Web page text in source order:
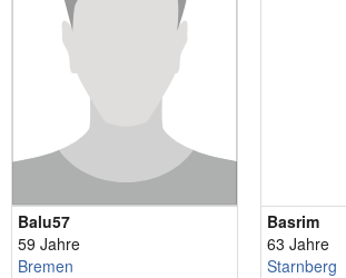
Balu57
59 Jahre
Bremen
Basrim
63 Jahre
Starnberg